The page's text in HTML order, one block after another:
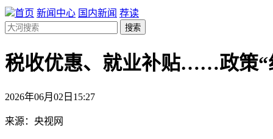
首页 新闻中心 国内新闻 荐读
搜索
税收优惠、就业补贴……政策“
2026年06月02日15:27
来源：央视网